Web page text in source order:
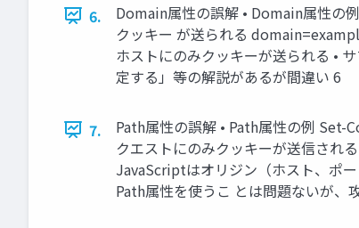
6.
Domain属性の誤解 • Domain属性の
クッキー が送られる
ホストにのみクッキーが送られる •
定する」等の解説があるが間違い 6
7.
Path属性の誤解 • Path属性の例 Set-
クエストにのみクッキーが送信され
JavaScriptはオリジン（ホスト、ポ
Path属性を使うこ とは問題ないが、